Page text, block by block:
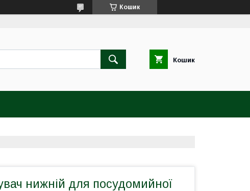
Кошик
Кошик
нижній для посудомийної